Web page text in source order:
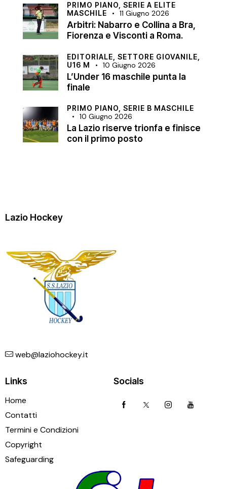
PRIMO PIANO, SERIE A ELITE
MASCHILE
11 Giugno 2026
Arbitri: Nabarro e Collina a Bra,
Fiorenza e Visconti a Roma.
EDITORIALE, SETTORE GIOVANILE,
U16 M
10 Giugno 2026
L’Under 16 maschile punta la
finale
PRIMO PIANO, SERIE B MASCHILE
10 Giugno 2026
La Lazio riserve trionfa e finisce
con il primo posto
Lazio Hockey
web@laziohockey.it
Links
Home
Contatti
Termini e Condizioni
Copyright
Safeguarding
Socials